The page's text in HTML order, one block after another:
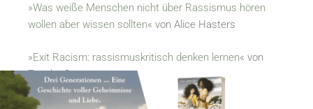
»Was weiße Menschen nicht über Rassismus hören
wollen aber wissen sollten« von Alice Hasters
»Exit Racism: rassismuskritisch denken lernen« von
Tupoka Ogette